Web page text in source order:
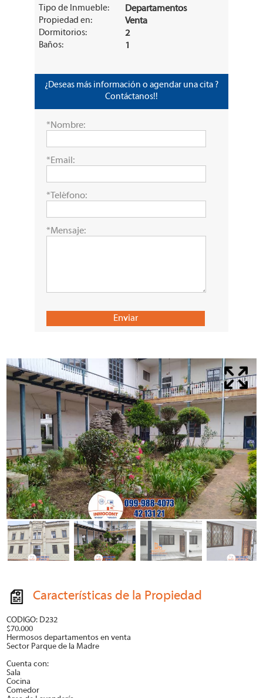
Tipo de Inmueble: Departamentos
Propiedad en: Venta
Dormitorios: 2
Baños: 1
¿Deseas más información o agendar una cita ?
Contáctanos!!
*Nombre:
*Email:
*Teléfono:
*Mensaje:
Características de la Propiedad
CODIGO: D232
$70.000
Hermosos departamentos en venta
Sector Parque de la Madre
Cuenta con:
Sala
Cocina
Comedor